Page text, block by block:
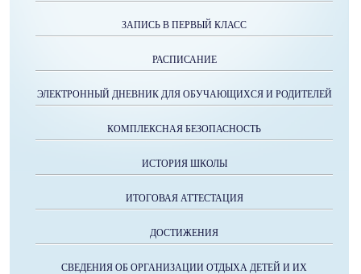
ЗАПИСЬ В ПЕРВЫЙ КЛАСС
РАСПИСАНИЕ
ЭЛЕКТРОННЫЙ ДНЕВНИК ДЛЯ ОБУЧАЮЩИХСЯ И РОДИТЕЛЕЙ
КОМПЛЕКСНАЯ БЕЗОПАСНОСТЬ
ИСТОРИЯ ШКОЛЫ
ИТОГОВАЯ АТТЕСТАЦИЯ
ДОСТИЖЕНИЯ
СВЕДЕНИЯ ОБ ОРГАНИЗАЦИИ ОТДЫХА ДЕТЕЙ И ИХ